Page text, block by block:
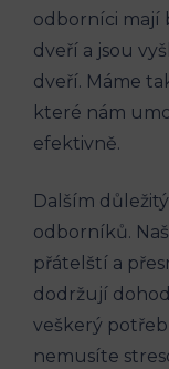
odborníci mají
dveří a jsou
dveří. Máme
které nám
efektivně.
Dalším
odborníků.
přátelští a
dodržují
veškerý
nemusíte